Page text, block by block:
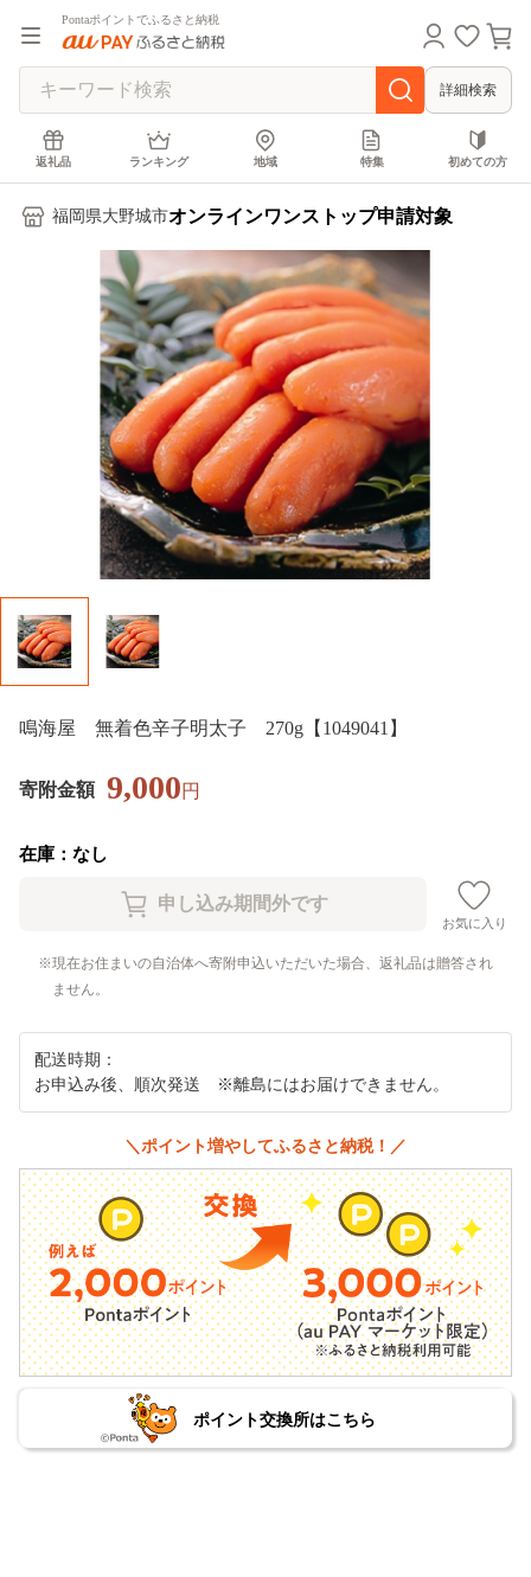
Pontaポイントでふるさと納税
詳細検索
返礼品 ランキング 地域 特集 初めての方
福岡県大野城市オンラインワンストップ申請対象
鳴海屋 無着色辛子明太子 270g【1049041】
寄附金額 9,000円
在庫：なし
お気に入り
現在お住まいの自治体へ寄附申込いただいた場合、返礼品は贈答され
ません。
配送時期：
お申込み後、順次発送 ※離島にはお届けできません。
＼ポイント増やしてふるさと納税！／
ポイント交換所はこちら